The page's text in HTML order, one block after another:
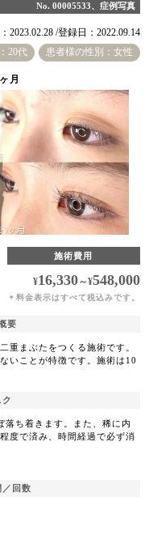
No. 00005533、症例写真
20代 患者様の性別：女性
2023.02.28 /登録日：2022.09.14
月
施術費用
¥16,330～¥548,000
＊ 料金表示はすべて税込みです。
要
重まぶたをつくる施術です。
いことが特徴です。施術は10
落ち着きます。また、稀に内
度で済み、時間経過で必ず消
／回数